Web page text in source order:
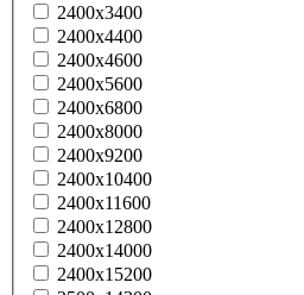
2400x3400
2400x4400
2400x4600
2400x5600
2400x6800
2400x8000
2400x9200
2400x10400
2400x11600
2400x12800
2400x14000
2400x15200